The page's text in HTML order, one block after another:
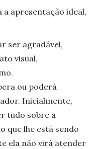
apresentação ideal,
ser agradável,
visual,
ou poderá
Inicialmente,
tudo sobre a
que lhe está sendo
ela não virá atender